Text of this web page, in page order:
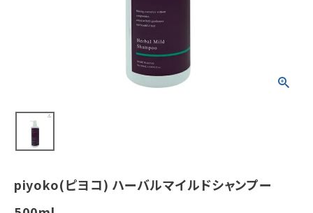
美容・コスメ・香水
piyoko(ピヨコ) ハーバルマイルドシャンプー